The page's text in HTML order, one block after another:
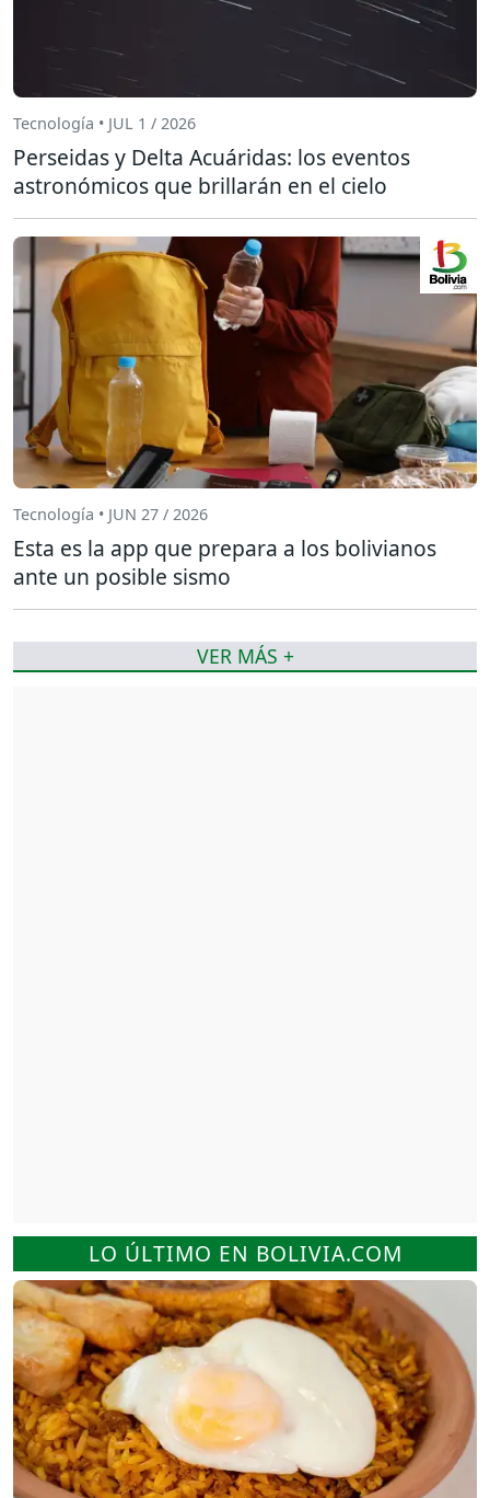
LO ÚLTIMO EN BOLIVIA.COM
Tecnología • JUL 1 / 2026
Perseidas y Delta Acuáridas: los eventos
astronómicos que brillarán en el cielo
Tecnología • JUN 27 / 2026
Esta es la app que prepara a los bolivianos
ante un posible sismo
VER MÁS +